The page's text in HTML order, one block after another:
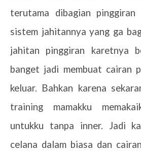
terutama dibagian pinggiran
sistem jahitannya yang ga
jahitan pinggiran karetnya
banget jadi membuat cairan
keluar. Bahkan karena
training mamakku
untukku tanpa inner. Jadi
celana dalam biasa dan